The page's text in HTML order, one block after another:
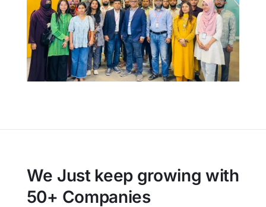
We Just keep growing with
50+ Companies